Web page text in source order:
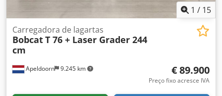
1 / 15
Apeldoorn 9.245 km
Carregadora de lagartas
BobcatT 76 + Laser Grader 244
cm
€ 89.900
Preço fixo acresce IVA